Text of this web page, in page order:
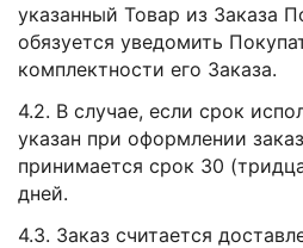
указанный Товар из Заказа
обязуется уведомить
комплектности его Заказа.
4.2. В случае, если срок
указан при оформлении
принимается срок 30
дней.
4.3. Заказ считается